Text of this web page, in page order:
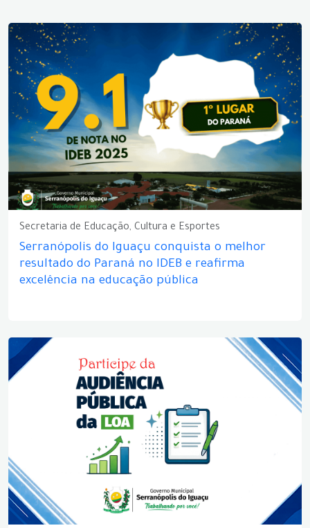
Secretaria de Educação, Cultura e Esportes
Serranópolis do Iguaçu conquista o melhor
resultado do Paraná no IDEB e reafirma
excelência na educação pública